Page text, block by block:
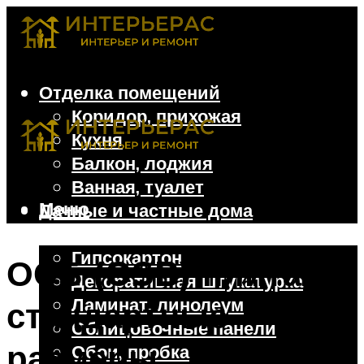
Отделка помещений
Коридор, прихожая
Кухня
Балкон, лоджия
Ванная, туалет
Дачные и частные дома
Гипсокартон
Декоративная штукатурка
Ламинат, линолеум
Облицовочные панели
Обои, пробка
Меню
ОСБ (OSB) плита:
стандартные